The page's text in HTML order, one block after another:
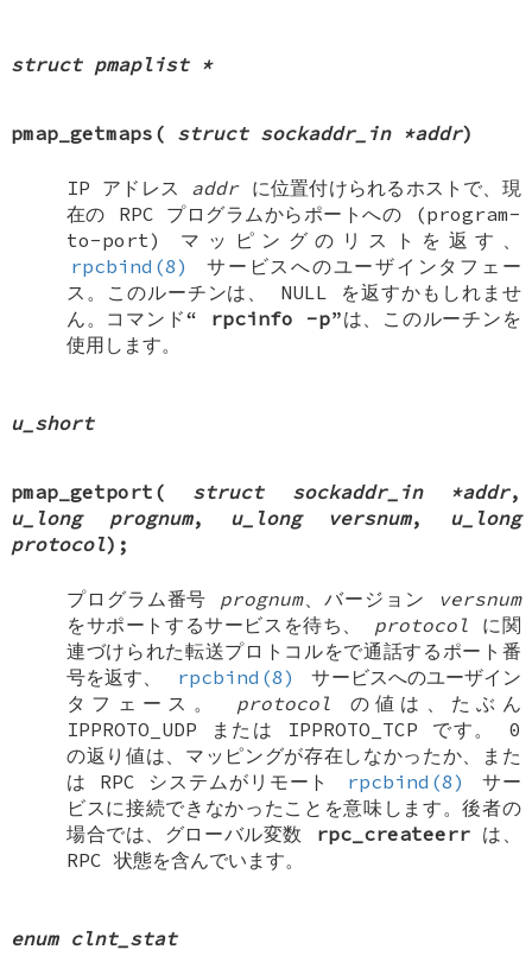
struct pmaplist *
pmap_getmaps ( struct sockaddr_in *addr)
IP アドレス addrに位置付けられるホストで、現
在の RPC プログラムからポートへの (program-
to-port) マッピングのリストを返す、
rpcbind(8)
サービスへのユーザインタフェー
ス。このルーチンは、 NULL を返すかもしれませ
ん。コマンド“ rpcinfo -p”は、このルーチンを
使用します。
u_short
pmap_getport ( struct sockaddr_in *addr,
u_long prognum, u_long versnum, u_long
protocol);
プログラム番号 prognum、バージョン
versnum
をサポートするサービスを待ち、 protocol に関
連づけられた転送プロトコルをで通話するポート番
号を返す、
rpcbind(8)
サービスへのユーザイン
タフェース。 protocol の値は、たぶん
IPPROTO_UDP または IPPROTO_TCP です。 0
の返り値は、マッピングが存在しなかったか、また
は RPC システムがリモート
rpcbind(8)
サー
ビスに接続できなかったことを意味します。後者の
場合では、グローバル変数
rpc_createerrは、
RPC 状態を含んでいます。
enum clnt_stat